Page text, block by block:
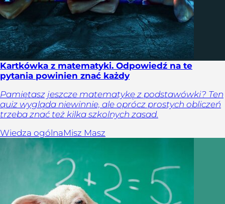
Kartkówka z matematyki. Odpowiedź na te
pytania powinien znać każdy
Pamiętasz jeszcze matematykę z podstawówki? Ten
quiz wygląda niewinnie, ale oprócz prostych obliczeń
trzeba znać też kilka szkolnych zasad.
Wiedza ogólnaMisz Masz